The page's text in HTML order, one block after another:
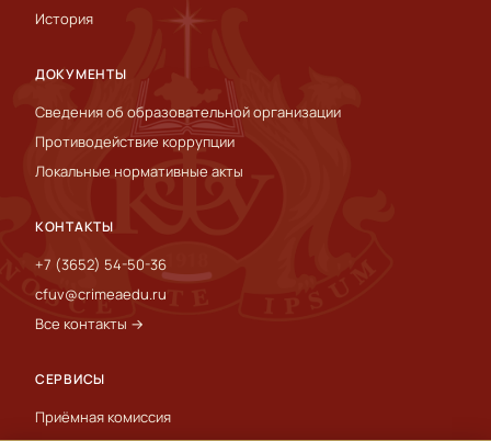
История
ДОКУМЕНТЫ
Сведения об образовательной организации
Противодействие коррупции
Локальные нормативные акты
КОНТАКТЫ
+7 (3652) 54-50-36
cfuv@crimeaedu.ru
Все контакты →
СЕРВИСЫ
Приёмная комиссия